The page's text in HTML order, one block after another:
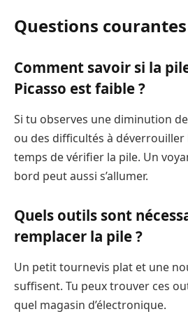
Questions courantes
Comment savoir si la
Picasso est faible ?
Si tu observes une diminution
ou des difficultés à déverrouiller
temps de vérifier la pile. Un
bord peut aussi s’allumer.
Quels outils sont
remplacer la pile ?
Un petit tournevis plat et une
suffisent. Tu peux trouver ces
quel magasin d’électronique.